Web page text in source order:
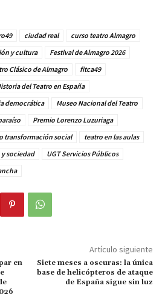
ciudad real
curso teatro Almagro
y cultura
Festival de Almagro 2026
Clásico de Almagro
fitca49
del Teatro en España
democrática
Museo Nacional del Teatro
Premio Lorenzo Luzuriaga
transformación social
teatro en las aulas
sociedad
UGT Servicios Públicos
en
Artículo siguiente
Siete meses a oscuras: la única
base de helicópteros de ataque
de España sigue sin luz